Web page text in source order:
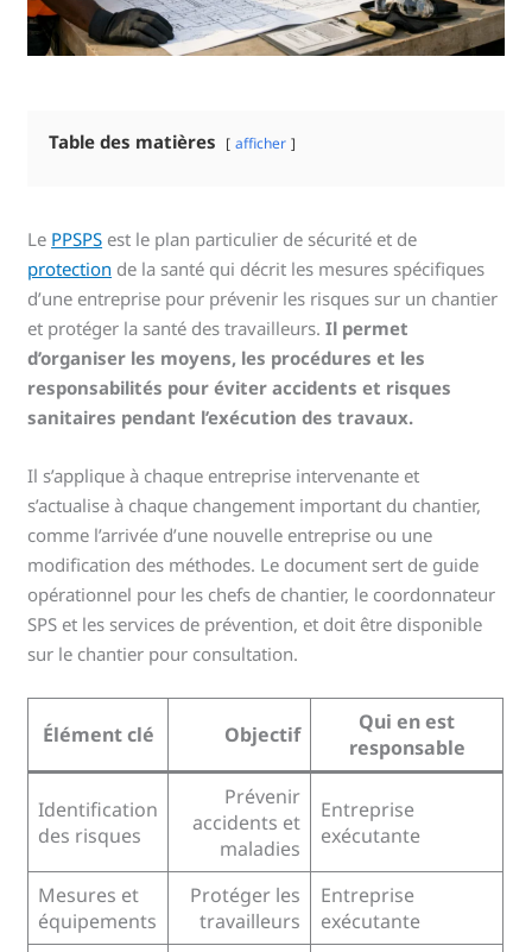
Table des matières afficher
Le PPSPS est le plan particulier de sécurité et de
protection de la santé qui décrit les mesures spécifiques
d’une entreprise pour prévenir les risques sur un chantier
et protéger la santé des travailleurs.Il permet
d’organiser les moyens, les procédures et les
responsabilités pour éviter accidents et risques
sanitaires pendant l’exécution des travaux.
Il s’applique à chaque entreprise intervenante et
s’actualise à chaque changement important du chantier,
comme l’arrivée d’une nouvelle entreprise ou une
modification des méthodes. Le document sert de guide
opérationnel pour les chefs de chantier, le coordonnateur
SPS et les services de prévention, et doit être disponible
sur le chantier pour consultation.
Élément clé Objectif
Qui en est
responsable
Identification
des risques
Prévenir
accidents et
maladies
Entreprise
exécutante
Mesures et
équipements
Protéger les
travailleurs
Entreprise
exécutante